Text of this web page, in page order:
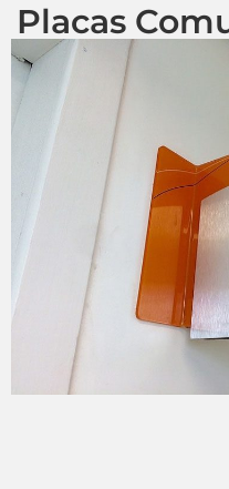
Placas